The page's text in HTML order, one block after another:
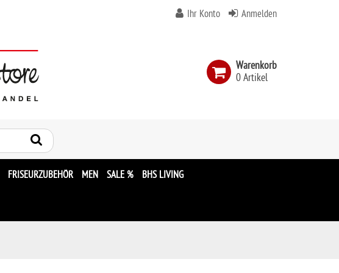
Ihr Konto Anmelden
Warenkorb
0 Artikel
Suchen
FRISEURZUBEHÖR MEN SALE % BHS LIVING